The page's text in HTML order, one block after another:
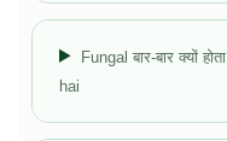
Fungal बार-बार क्यों
hai